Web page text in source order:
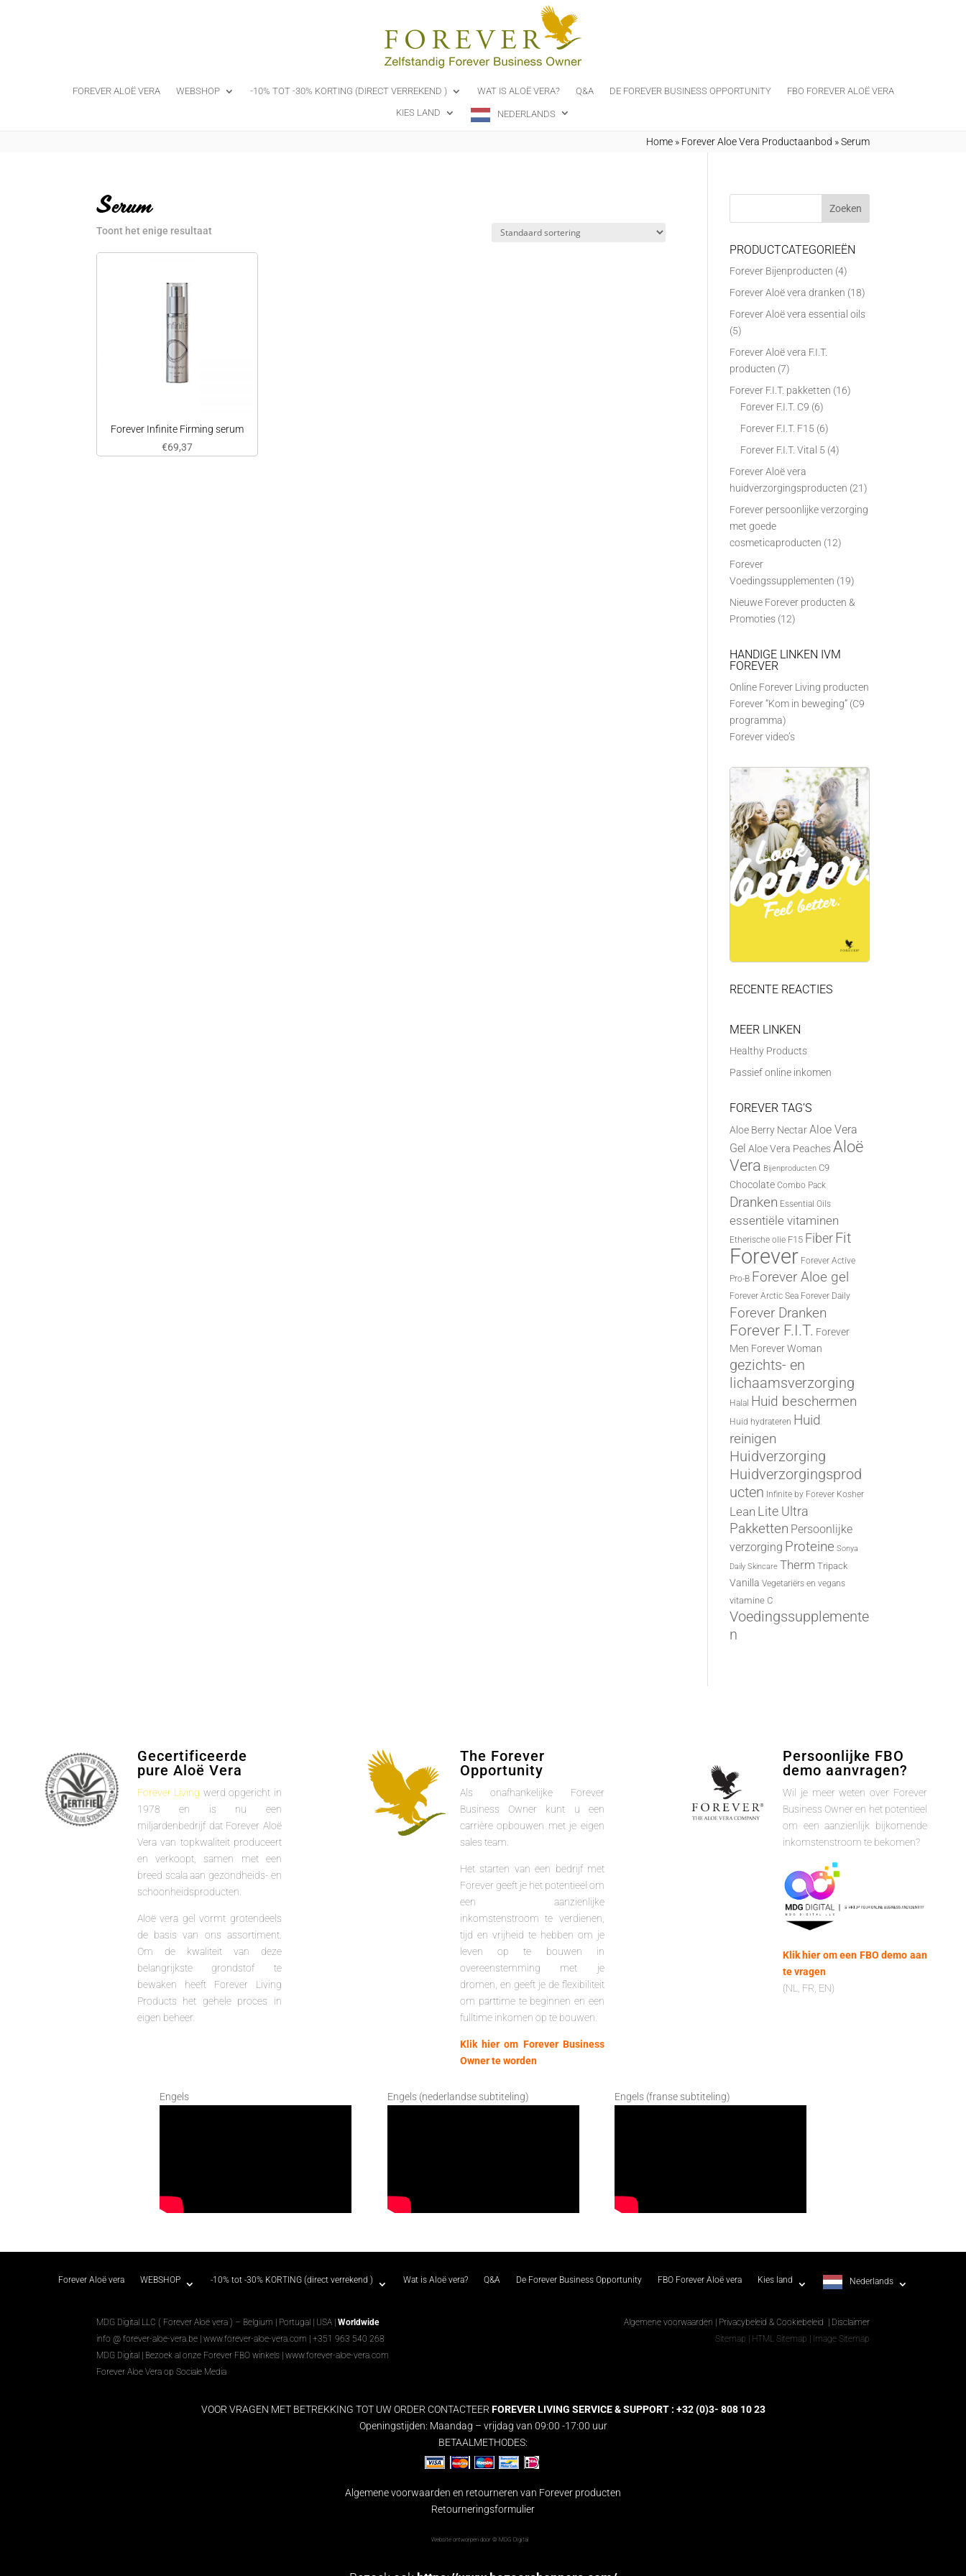
FOREVER ALOË VERA WEBSHOP -10% TOT -30% KORTING (DIRECT VERREKEND ) WAT IS ALOË VERA? Q&A DE FOREVER BUSINESS OPPORTUNITY
FBO FOREVER ALOË VERA
KIES LAND
NEDERLANDS
Home» Forever Aloe Vera Productaanbod »Serum
Serum
Toont het enige resultaat
Forever Infinite Firming serum
€69,37
PRODUCTCATEGORIEËN
Forever Bijenproducten (4)
Forever Aloë vera dranken (18)
Forever Aloë vera essential oils
(5)
Forever Aloë vera F.I.T.
producten (7)
Forever F.I.T. pakketten (16)
Forever F.I.T. C9 (6)
Forever F.I.T. F15 (6)
Forever F.I.T. Vital 5 (4)
Forever Aloë vera
huidverzorgingsproducten (21)
Forever persoonlijke verzorging
met goede
cosmeticaproducten (12)
Forever
Voedingssupplementen (19)
Nieuwe Forever producten &
Promoties (12)
HANDIGE LINKEN IVM
FOREVER
Online Forever Living producten
Forever “Kom in beweging” (C9
programma)
Forever video’s
RECENTE REACTIES
MEER LINKEN
Healthy Products
Passief online inkomen
FOREVER TAG’S
Aloe Berry NectarAloe Vera
Gel Aloe Vera Peaches Aloë
Vera Bijenproducten C9
Chocolate Combo Pack
Dranken Essential Oils
essentiële vitaminen
Etherische olie F15 FiberFit
Forever Forever Active
Pro-B Forever Aloe gel
Forever Arctic Sea Forever Daily
Forever Dranken
Forever F.I.T. Forever
Men Forever Woman
gezichts- en
lichaamsverzorging
Halal Huid beschermen
Huid hydrateren Huid
reinigen
Huidverzorging
Huidverzorgingsprod
ucten Infinite by Forever Kosher
Lean Lite Ultra
Pakketten Persoonlijke
verzorging Proteine Sonya
Daily Skincare Therm Tripack
Vanilla Vegetariërs en vegans
vitamine C
Voedingssupplemente
n
Gecertificeerde
pure Aloë Vera
Forever Living werd opgericht in
1978 en is nu een
miljardenbedrijf dat Forever Aloë
Vera van topkwaliteit produceert
en verkoopt, samen met een
breed scala aan gezondheids- en
schoonheidsproducten.
Aloë vera gel vormt grotendeels
de basis van ons assortiment.
Om de kwaliteit van deze
belangrijkste grondstof te
bewaken heeft Forever Living
Products het gehele proces in
eigen beheer.
The Forever
Opportunity
Als onafhankelijke Forever
Business Owner kunt u een
carrière opbouwen met je eigen
sales team.
Het starten van een bedrijf met
Forever geeft je het potentieel om
een aanzienlijke
inkomstenstroom te verdienen,
tijd en vrijheid te hebben om je
leven op te bouwen in
overeenstemming met je
dromen, en geeft je de flexibiliteit
om parttime te beginnen en een
fulltime inkomen op te bouwen.
Klik hier om Forever Business
Owner te worden
Persoonlijke FBO
demo aanvragen?
Wil je meer weten over Forever
Business Owner en het potentieel
om een aanzienlijk bijkomende
inkomstenstroom te bekomen?
Klik hier om een FBO demo aan
te vragen
(NL, FR, EN)
Engels Engels (nederlandse subtiteling) Engels (franse subtiteling)
Forever Aloë vera WEBSHOP -10% tot -30% KORTING (direct verrekend ) Wat is Aloë vera? Q&A De Forever Business Opportunity FBO Forever Aloë vera Kies land Nederlands
MDG Digital LLC ( Forever Aloë vera ) – Belgium | Portugal | USA |Worldwide
info @ forever-aloe-vera.be |www.forever-aloe-vera.com
| +351 963 540 268
MDG Digital
Bezoek al onze Forever FBO winkels |www.forever-aloe-vera.com
Forever Aloe Vera op Sociale Media
Algemene voorwaarden Privacybeleid & Cookiebeleid
Disclaimer
Sitemap
HTML Sitemap Image Sitemap
VOOR VRAGEN MET BETREKKING TOT UW ORDER CONTACTEER FOREVER LIVING SERVICE & SUPPORT : +32 (0)3- 808 10 23
Openingstijden: Maandag – vrijdag van 09:00 -17:00 uur
BETAALMETHODES:
Algemene voorwaarden en retourneren van Forever producten
Retourneringsformulier
Website ontworpen door © MDG Digital